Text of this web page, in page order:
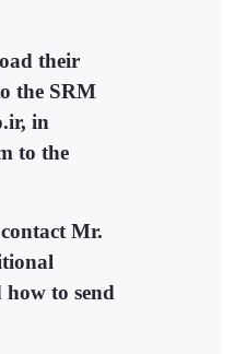
their
the SRM
in
to the
Mr.
to send